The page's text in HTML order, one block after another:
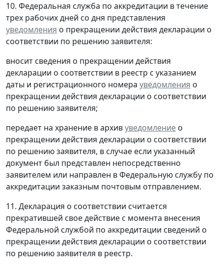
10. Федеральная служба по аккредитации в течение
трех рабочих дней со дня представления
уведомления о прекращении действия декларации о
соответствии по решению заявителя:
вносит сведения о прекращении действия
декларации о соответствии в реестр с указанием
даты и регистрационного номера уведомления о
прекращении действия декларации о соответствии
по решению заявителя;
передает на хранение в архивуведомление о
прекращении действия декларации о соответствии
по решению заявителя, в случае если указанный
документ был представлен непосредственно
заявителем или направлен в Федеральную службу по
аккредитации заказным почтовым отправлением.
11. Декларация о соответствии считается
прекратившей свое действие с момента внесения
Федеральной службой по аккредитации сведений о
прекращении действия декларации о соответствии
по решению заявителя в реестр.